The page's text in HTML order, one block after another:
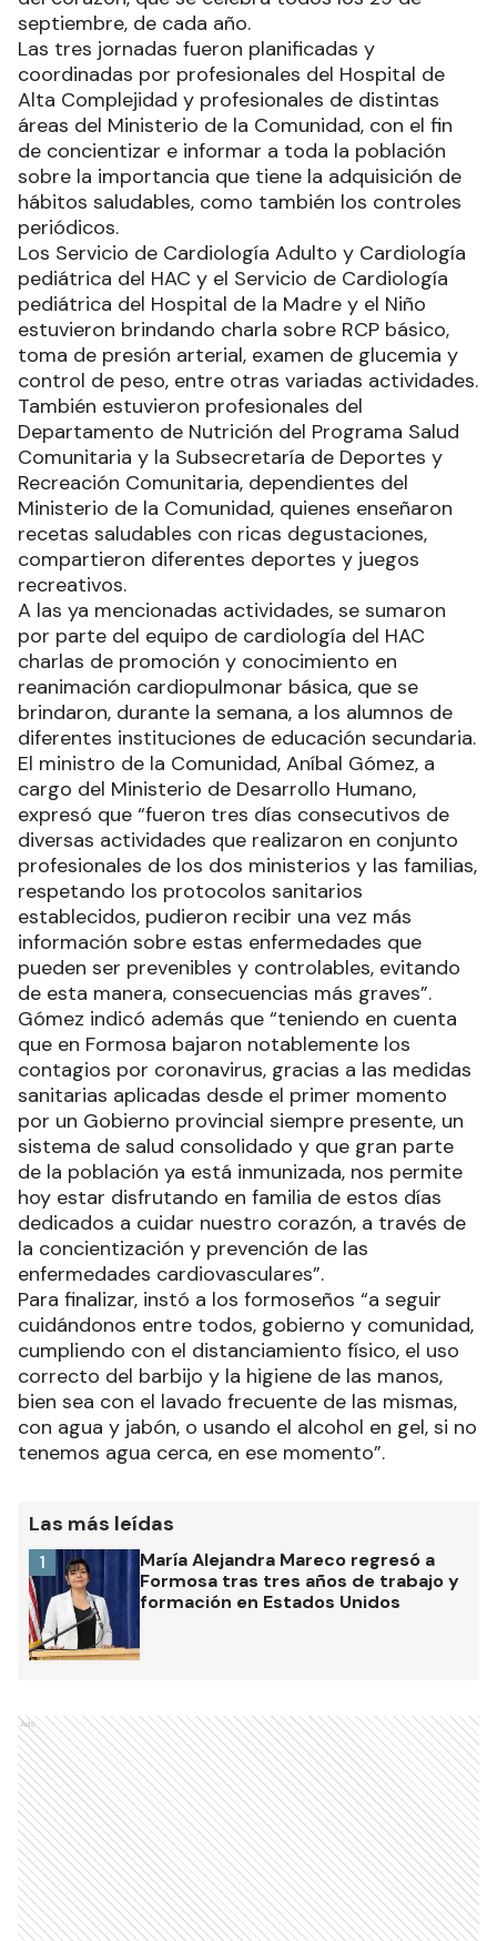
septiembre, de cada año.
Las tres jornadas fueron planificadas y
coordinadas por profesionales del Hospital de
Alta Complejidad y profesionales de distintas
áreas del Ministerio de la Comunidad, con el fin
de concientizar e informar a toda la población
sobre la importancia que tiene la adquisición de
hábitos saludables, como también los controles
periódicos.
Los Servicio de Cardiología Adulto y Cardiología
pediátrica del HAC y el Servicio de Cardiología
pediátrica del Hospital de la Madre y el Niño
estuvieron brindando charla sobre RCP básico,
toma de presión arterial, examen de glucemia y
control de peso, entre otras variadas actividades.
También estuvieron profesionales del
Departamento de Nutrición del Programa Salud
Comunitaria y la Subsecretaría de Deportes y
Recreación Comunitaria, dependientes del
Ministerio de la Comunidad, quienes enseñaron
recetas saludables con ricas degustaciones,
compartieron diferentes deportes y juegos
recreativos.
A las ya mencionadas actividades, se sumaron
por parte del equipo de cardiología del HAC
charlas de promoción y conocimiento en
reanimación cardiopulmonar básica, que se
brindaron, durante la semana, a los alumnos de
diferentes instituciones de educación secundaria.
El ministro de la Comunidad, Aníbal Gómez, a
cargo del Ministerio de Desarrollo Humano,
expresó que “fueron tres días consecutivos de
diversas actividades que realizaron en conjunto
profesionales de los dos ministerios y las familias,
respetando los protocolos sanitarios
establecidos, pudieron recibir una vez más
información sobre estas enfermedades que
pueden ser prevenibles y controlables, evitando
de esta manera, consecuencias más graves”.
Gómez indicó además que “teniendo en cuenta
que en Formosa bajaron notablemente los
contagios por coronavirus, gracias a las medidas
sanitarias aplicadas desde el primer momento
por un Gobierno provincial siempre presente, un
sistema de salud consolidado y que gran parte
de la población ya está inmunizada, nos permite
hoy estar disfrutando en familia de estos días
dedicados a cuidar nuestro corazón, a través de
la concientización y prevención de las
enfermedades cardiovasculares”.
Para finalizar, instó a los formoseños “a seguir
cuidándonos entre todos, gobierno y comunidad,
cumpliendo con el distanciamiento físico, el uso
correcto del barbijo y la higiene de las manos,
bien sea con el lavado frecuente de las mismas,
con agua y jabón, o usando el alcohol en gel, si no
tenemos agua cerca, en ese momento”.
Las más leídas
María Alejandra Mareco regresó a
Formosa tras tres años de trabajo y
formación en Estados Unidos
1
Ads